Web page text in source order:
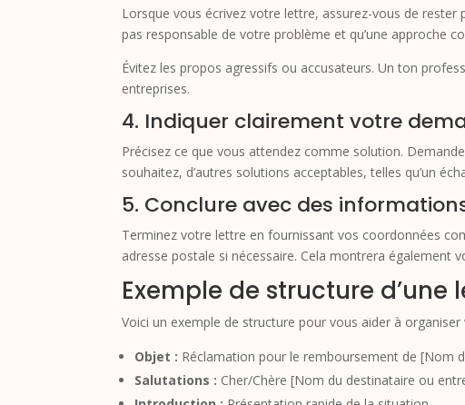
Lorsque vous écrivez votre lettre, assurez-vous de rester
pas responsable de votre problème et qu’une approche
Évitez les propos agressifs ou accusateurs. Un ton
entreprises.
4. Indiquer clairement votre
Précisez ce que vous attendez comme solution.
souhaitez, d’autres solutions acceptables, telles qu’un
5. Conclure avec des
Terminez votre lettre en fournissant vos coordonnées
adresse postale si nécessaire. Cela montrera également
Exemple de structure
Voici un exemple de structure pour vous aider à
Objet : Réclamation pour le remboursement de [Nom
Salutations : Cher/Chère [Nom du destinataire ou